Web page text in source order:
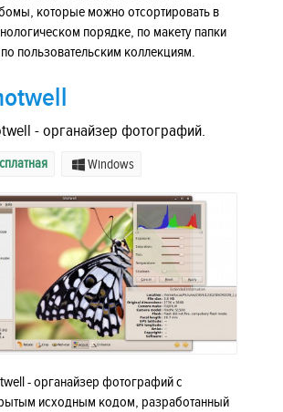
которые можно отсортировать в
порядке, по макету папки
пользовательским коллекциям.
- органайзер фотографий.
Windows
- органайзер фотографий с
исходным кодом, разработанный